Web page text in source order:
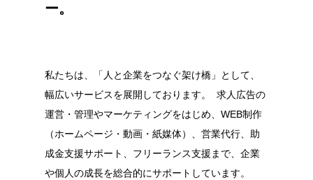
ー。
私たちは、「人と企業をつなぐ架け橋」として、
幅広いサービスを展開しております。 求人広告の
運営・管理やマーケティングをはじめ、WEB制作
（ホームページ・動画・紙媒体）、営業代行、助
成金支援サポート、フリーランス支援まで、企業
や個人の成長を総合的にサポートしています。